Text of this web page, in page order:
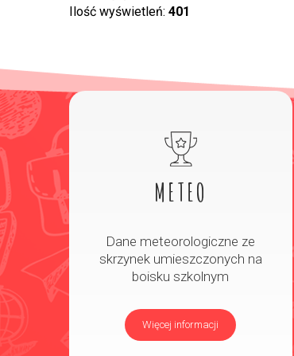
Ilość wyświetleń: 401
METEO
Dane meteorologiczne ze
skrzynek umieszczonych na
boisku szkolnym
Więcej informacji